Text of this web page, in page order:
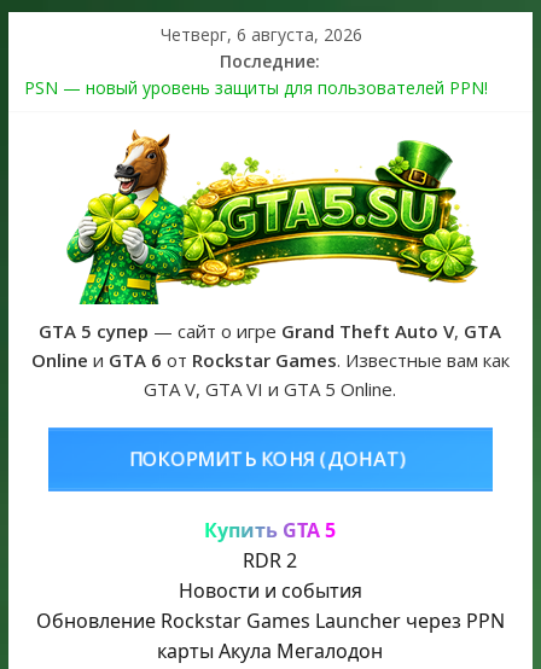
Четверг, 6 августа, 2026
Последние:
PSN — новый уровень защиты для пользователей PPN!
The Kortz Center Heist выйдет в GTA Online уже 14 июля
Регистрация в Rockstar Games Social Club ошибка #1.500.7:
как зарегистрировать аккаунт и войти без проблем в 2026
Получайте особые награды в GTA Online по программе
Fine Art Collector
GTA 6 официальная обложка игры и Предзаказ Grand Theft
Auto VI
GTA 5 супер — сайт о игре Grand Theft Auto V, GTA
Online и GTA 6 от Rockstar Games. Известные вам как
GTA V, GTA VI и GTA 5 Online.
КУПИТЬ GTA 5
Купить GTA 5
RDR 2
Новости и события
Обновление Rockstar Games Launcher через PPN
карты Акула Мегалодон